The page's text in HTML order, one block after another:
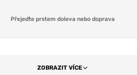
Přejeďte prstem doleva nebo doprava
ZOBRAZIT VÍCE